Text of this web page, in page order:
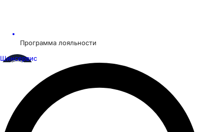
Программа лояльности
Шинсервис